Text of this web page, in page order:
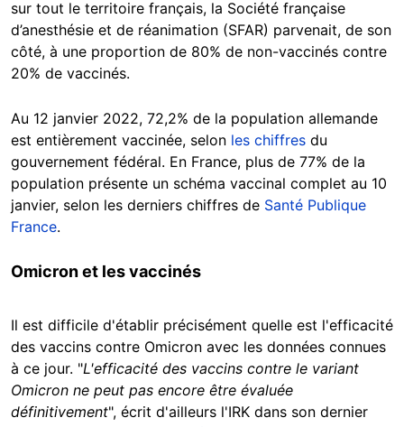
sur tout le territoire français, la Société française
d’anesthésie et de réanimation (SFAR) parvenait, de son
côté, à une proportion de 80% de non-vaccinés contre
20% de vaccinés.
Au 12 janvier 2022, 72,2% de la population allemande
est entièrement vaccinée, selon les chiffres du
gouvernement fédéral. En France, plus de 77% de la
population présente un schéma vaccinal complet au 10
janvier, selon les derniers chiffres de Santé Publique
France.
Omicron et les vaccinés
Il est difficile d'établir précisément quelle est l'efficacité
des vaccins contre Omicron avec les données connues
à ce jour. "L'efficacité des vaccins contre le variant
Omicron ne peut pas encore être évaluée
définitivement", écrit d'ailleurs l'IRK dans son dernier